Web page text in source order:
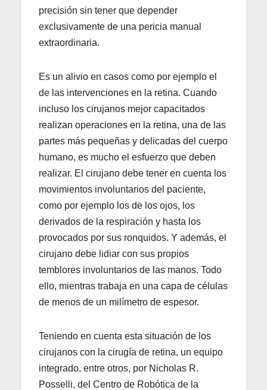
precisión sin tener que depender
exclusivamente de una pericia manual
extraordinaria.
Es un alivio en casos como por ejemplo el
de las intervenciones en la retina. Cuando
incluso los cirujanos mejor capacitados
realizan operaciones en la retina, una de las
partes más pequeñas y delicadas del cuerpo
humano, es mucho el esfuerzo que deben
realizar. El cirujano debe tener en cuenta los
movimientos involuntarios del paciente,
como por ejemplo los de los ojos, los
derivados de la respiración y hasta los
provocados por sus ronquidos. Y además, el
cirujano debe lidiar con sus propios
temblores involuntarios de las manos. Todo
ello, mientras trabaja en una capa de células
de menos de un milímetro de espesor.
Teniendo en cuenta esta situación de los
cirujanos con la cirugía de retina, un equipo
integrado, entre otros, por Nicholas R.
Posselli, del Centro de Robótica de la